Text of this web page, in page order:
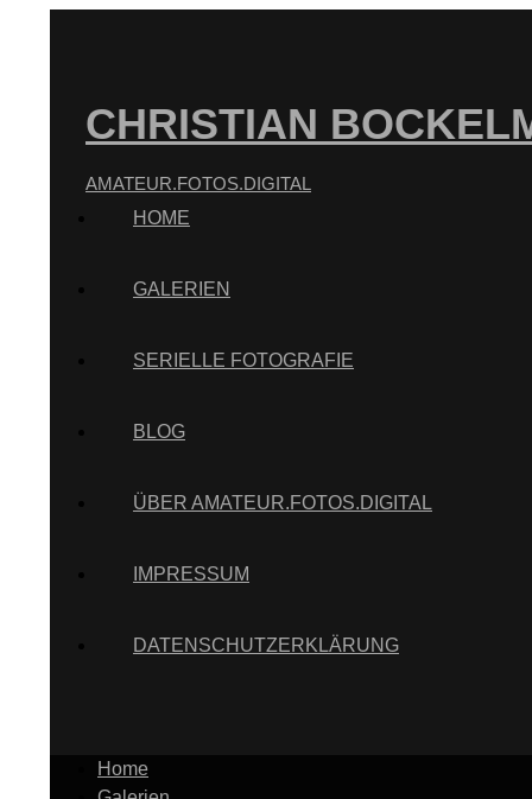
CHRISTIAN
AMATEUR.FOTOS.DIGITAL
HOME
GALERIEN
SERIELLE FOTOGRAFIE
BLOG
ÜBER AMATEUR.FOTOS.DIGITAL
IMPRESSUM
DATENSCHUTZERKLÄRUNG
Home